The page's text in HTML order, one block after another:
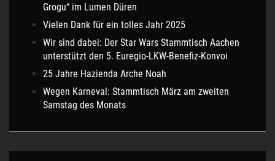
Grogu“ im Lumen Düren
Vielen Dank für ein tolles Jahr 2025
Wir sind dabei: Der Star Wars Stammtisch Aachen
unterstützt den 5. Euregio-LKW-Benefiz-Konvoi
25 Jahre Hazienda Arche Noah
Wegen Karneval: Stammtisch März am zweiten
Samstag des Monats